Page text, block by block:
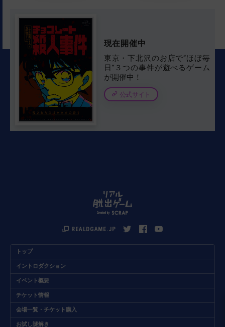
現在開催中
東京・下北沢のお店で“ほぼ毎
日”３つの事件が遊べるゲーム
が開催中！
公式サイト
REALDGAME.JP
トップ
イントロダクション
イベント概要
チケット情報
会場一覧・チケット購入
お試し謎解き